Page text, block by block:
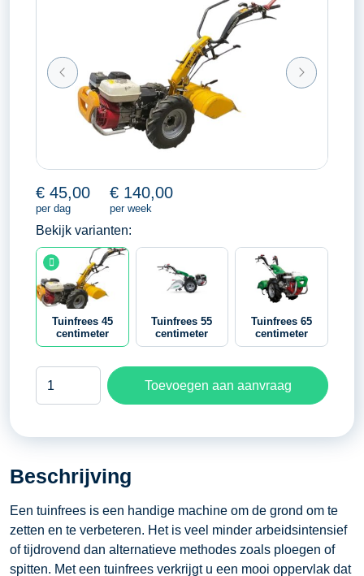
€ 45,00
per dag
€ 140,00
per week
Bekijk varianten:
Tuinfrees 45
centimeter
Tuinfrees 55
centimeter
Tuinfrees 65
centimeter
aantal
Toevoegen aan aanvraag
Beschrijving
Een tuinfrees is een handige machine om de grond om te
zetten en te verbeteren. Het is veel minder arbeidsintensief
of tijdrovend dan alternatieve methodes zoals ploegen of
spitten. Met een tuinfrees verkrijgt u een mooi oppervlak dat